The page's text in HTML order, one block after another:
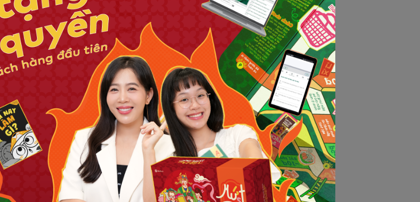
chất lượng là rất cần thiết. Hiện tại, WinBook có dòng sản phẩm chính
Tốt Nghiệp THPT. Bộ sách này có những ưu điểm nổi bật như:
vững kiến thức.
chương trình mới của Bộ Giáo Dục.